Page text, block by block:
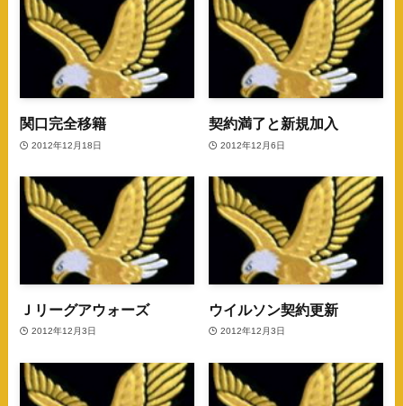
関口完全移籍
2012年12月18日
契約満了と新規加入
2012年12月6日
Ｊリーグアウォーズ
2012年12月3日
ウイルソン契約更新
2012年12月3日